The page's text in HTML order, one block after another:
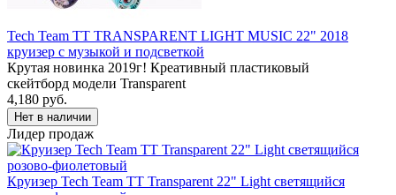
Tech Team TT TRANSPARENT LIGHT MUSIC 22" 2018
круизер с музыкой и подсветкой
Крутая новинка 2019г! Креативный пластиковый
скейтборд модели Transparent
4,180 руб.
Лидер продаж
Круизер Tech Team TT Transparent 22" Light светящийся